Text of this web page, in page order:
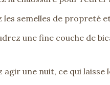
les semelles de propreté
une fine couche de
agir une nuit, ce qui laisse